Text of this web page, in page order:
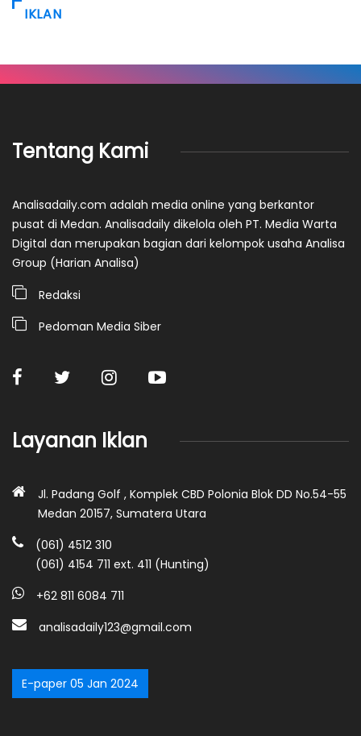
IKLAN
Tentang Kami
Analisadaily.com adalah media online yang berkantor
pusat di Medan. Analisadaily dikelola oleh PT. Media Warta
Digital dan merupakan bagian dari kelompok usaha Analisa
Group (Harian Analisa)
Redaksi
Pedoman Media Siber
Layanan Iklan
Jl. Padang Golf , Komplek CBD Polonia Blok DD No.54-55
Medan 20157, Sumatera Utara
(061) 4512 310
(061) 4154 711 ext. 411 (Hunting)
+62 811 6084 711
analisadaily123@gmail.com
E-paper 05 Jan 2024